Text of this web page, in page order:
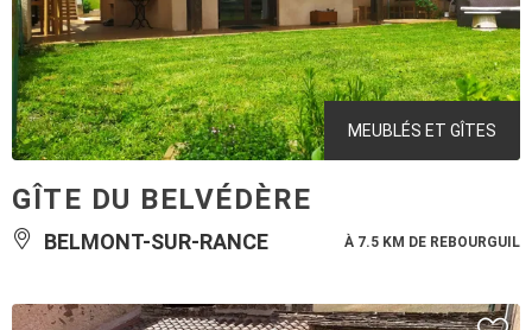
MEUBLÉS ET GÎTES
GÎTE DU BELVÉDÈRE
BELMONT-SUR-RANCE À 7.5 KM DE REBOURGUIL